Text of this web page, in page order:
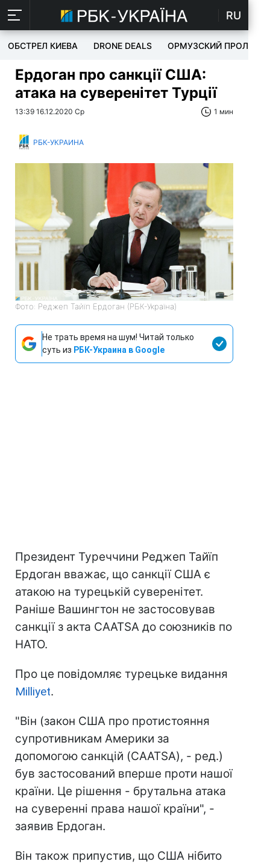
RU
ОБСТРЕЛ КИЕВА DRONE DEALS ОРМУЗСКИЙ ПРОЛИВ
Ердоган про санкції США:
атака на суверенітет Турції
13:39 16.12.2020 Ср 1 мин
РБК-УКРАИНА
Фото: Реджеп Тайїп Ердоган (РБК-Україна)
Не трать время на шум! Читай только
суть из РБК-Украина в Google
Президент Туреччини Реджеп Тайїп
Ердоган вважає, що санкції США є
атакою на турецькій суверенітет.
Раніше Вашингтон не застосовував
санкції з акта CAATSA до союзників по
НАТО.
Про це повідомляє турецьке видання
Milliyet.
"Він (закон США про протистояння
супротивникам Америки за
допомогою санкцій (CAATSA), - ред.)
був застосований вперше проти нашої
країни. Це рішення - брутальна атака
на суверенні права нашої країни", -
заявив Ердоган.
Він також припустив, що США нібито